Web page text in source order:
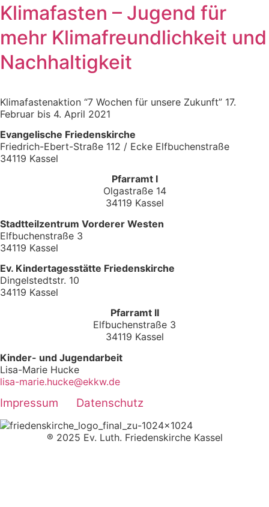
Klimafasten – Jugend für
mehr Klimafreundlichkeit und
Nachhaltigkeit
Klimafastenaktion “7 Wochen für unsere Zukunft” 17.
Februar bis 4. April 2021
Evangelische Friedenskirche
Friedrich-Ebert-Straße 112 / Ecke Elfbuchenstraße
34119 Kassel
Pfarramt I
Olgastraße 14
34119 Kassel
Stadtteilzentrum Vorderer Westen
Elfbuchenstraße 3
34119 Kassel
Ev. Kindertagesstätte Friedenskirche
Dingelstedtstr. 10
34119 Kassel
Pfarramt II
Elfbuchenstraße 3
34119 Kassel
Kinder- und Jugendarbeit
Lisa-Marie Hucke
lisa-marie.hucke@ekkw.de
Impressum Datenschutz
® 2025 Ev. Luth. Friedenskirche Kassel